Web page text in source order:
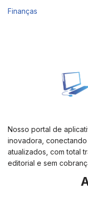
Finanças
Nosso portal de
inovadora,
atualizados, com total
editorial e sem